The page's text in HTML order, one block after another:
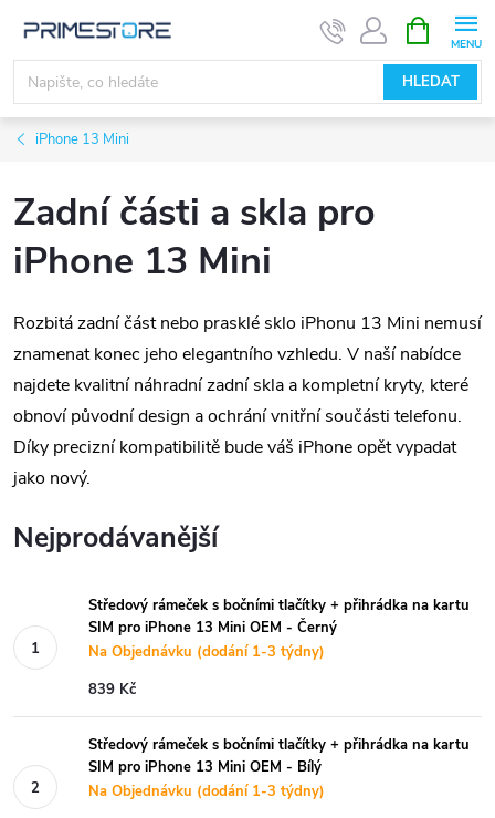
obsah
HLEDAT
NÁKUPNÍ
KOŠÍK
iPhone 13 Mini
Zadní části a skla pro
iPhone 13 Mini
Rozbitá zadní část nebo prasklé sklo iPhonu 13 Mini nemusí
znamenat konec jeho elegantního vzhledu. V naší nabídce
najdete kvalitní náhradní zadní skla a kompletní kryty, které
obnoví původní design a ochrání vnitřní součásti telefonu.
Díky precizní kompatibilitě bude váš iPhone opět vypadat
jako nový.
Nejprodávanější
Středový rámeček s bočními tlačítky + přihrádka na kartu
SIM pro iPhone 13 Mini OEM - Černý
Na Objednávku (dodání 1-3 týdny)
839 Kč
Středový rámeček s bočními tlačítky + přihrádka na kartu
SIM pro iPhone 13 Mini OEM - Bílý
Na Objednávku (dodání 1-3 týdny)